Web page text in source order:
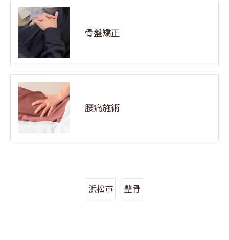
骨盤矯正
腰痛施術
浜松市 整骨